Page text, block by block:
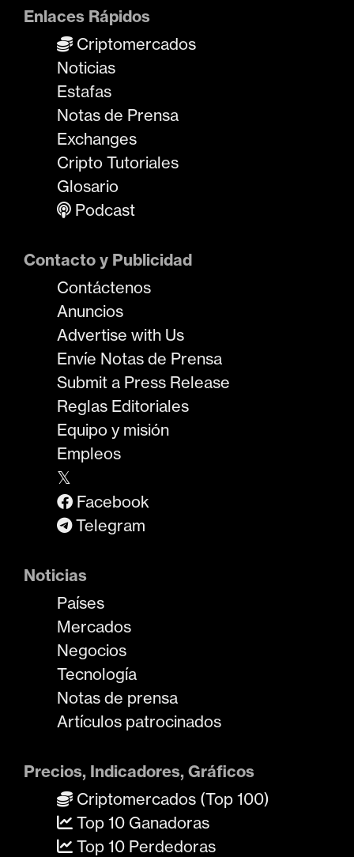
Enlaces Rápidos
Criptomercados
Noticias
Estafas
Notas de Prensa
Exchanges
Cripto Tutoriales
Glosario
Podcast
Contacto y Publicidad
Contáctenos
Anuncios
Advertise with Us
Envíe Notas de Prensa
Submit a Press Release
Reglas Editoriales
Equipo y misión
Empleos
𝕏
Facebook
Telegram
Noticias
Países
Mercados
Negocios
Tecnología
Notas de prensa
Artículos patrocinados
Precios, Indicadores, Gráficos
Criptomercados (Top 100)
Top 10 Ganadoras
Top 10 Perdedoras